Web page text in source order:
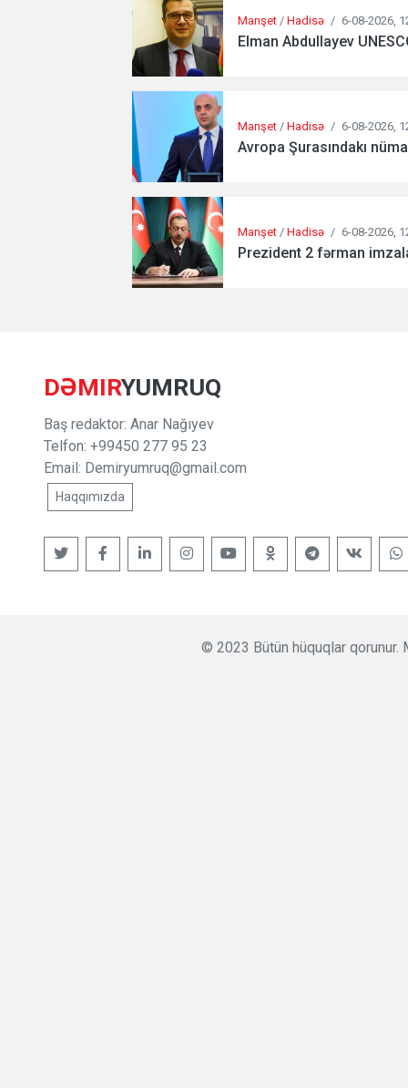
Manşet / Hadisə / 6-08-2026,
Elman Abdullayev
Manşet / Hadisə / 6-08-2026,
Avropa Şurasındakı
Manşet / Hadisə / 6-08-2026,
Prezident 2 fərman
DƏMIRYUMRUQ
Baş redaktor: Anar Nağıyev
Telfon: +99450 277 95 23
Email: Demiryumruq@gmail.com
Haqqımızda
© 2023 Bütün hüquqlar qorunur.